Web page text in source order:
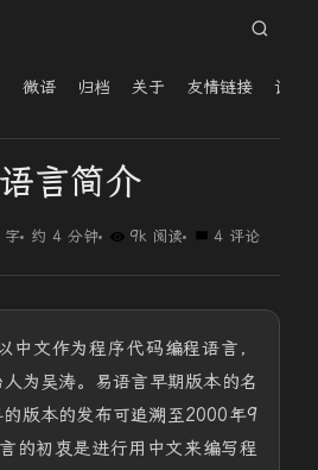
微语 归档 关于 友情链接 读者
言简介
字 约 4 分钟 9k 阅读 4 评论
中文作为程序代码编程语言，
为吴涛。易语言早期版本的名
版本的发布可追溯至2000年9
的初衷是进行用中文来编写程